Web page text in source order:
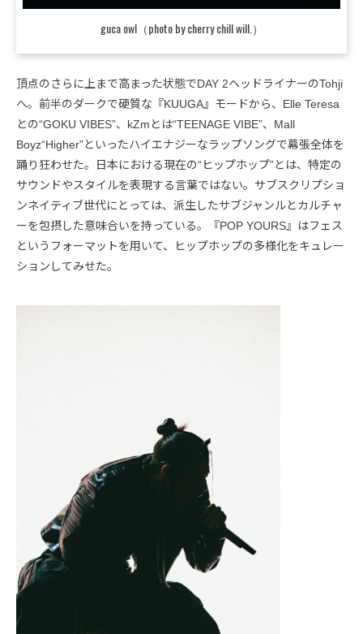
guca owl（photo by cherry chill will.）
頂点のさらに上まで高まった状態でDAY 2ヘッドライナーのTohji
へ。前半のダークで硬質な『KUUGA』モードから、Elle Teresa
との“GOKU VIBES”、kZmとは“TEENAGE VIBE”、Mall
Boyz“Higher”といったハイエナジーなラップソングで幕張全体を
踊り狂わせた。日本における現在の“ヒップホップ”とは、特定の
サウンドやスタイルを表現する言葉ではない。サブスクリプショ
ンネイティブ世代にとっては、派生したサブジャンルとカルチャ
ーを包摂した意味合いを持っている。『POP YOURS』はフェス
というフォーマットを用いて、ヒップホップの多様化をキュレー
ションしてみせた。